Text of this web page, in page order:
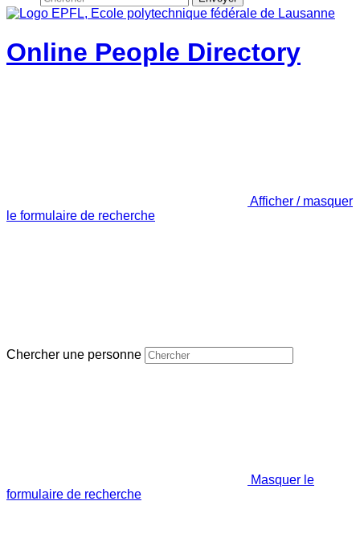
Online People Directory
Afficher / masquer
le formulaire de recherche
Chercher une personne
Masquer le
formulaire de recherche